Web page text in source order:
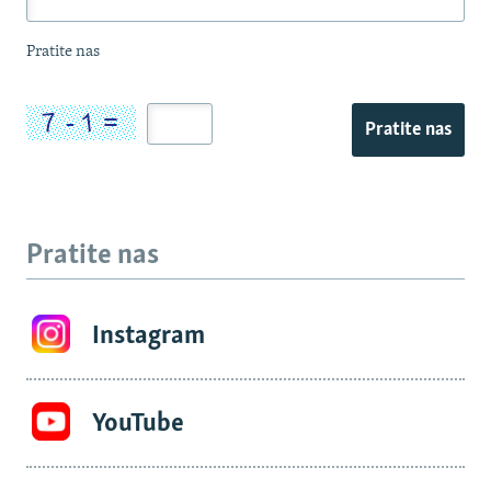
Pratite nas
Pratite nas
Pratite nas
Instagram
YouTube